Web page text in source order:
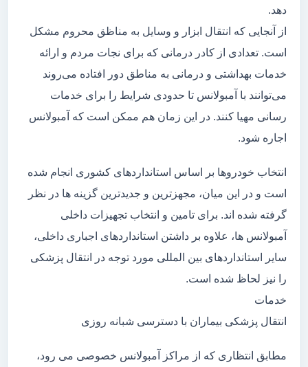
دهد.
از آنجایی که انتقال ابزار و وسایل به مناظق محروم مشکل
است. تعدادی از کادر درمانی که برای نجات مردم و ارائه
خدمات بهداشتی و درمانی به مناطق دور افتاده می‌روند
می‌توانند با آمبولانس تا حدودی شرایط را برای خدمات
رسانی مهیا کنند. در این زمان هم ممکن است که آمبولانس
اجاره شود.
انتخاب خودروها بر اساس استانداردهای کشوری انجام شده
است و در این میان، مجهزترین و جدیدترین گزینه ها در نظر
گرفته شده اند. برای تامین و انتخاب تجهیزات داخلی
آمبولانس ها، علاوه بر داشتن استانداردهای اجباری داخلی،
سایر استانداردهای بین المللی مورد توجه در انتقال پزشکی
را نیز لحاظ شده است.
خدمات
انتقال پزشکی بیماران با دسترسی شبانه روزی
مطابق انتظاری که از مراکز آمبولانس خصوصی می رود،